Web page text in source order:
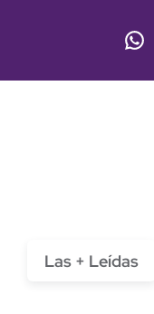
Las + Leídas